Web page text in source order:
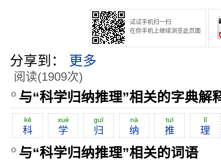
试试手机扫一扫
在你手机上继续浏览此页面
分享到： 更多
阅读(1909次)
与“科学归纳推理”相关的字典解
kē
科
xué
学
guī
归
nà
纳
tuī
推
lĭ
理
与“科学归纳推理”相关的词语